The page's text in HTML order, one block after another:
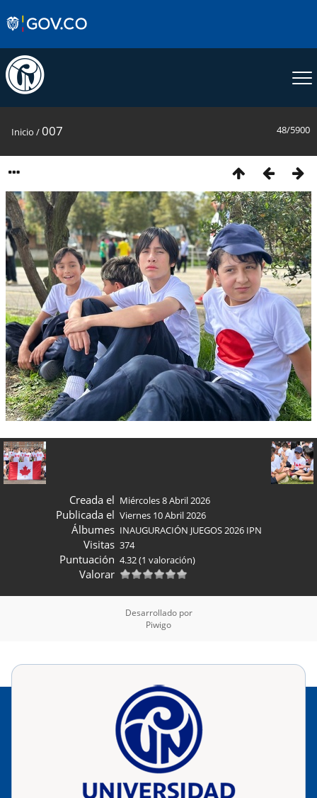
48/5900
Inicio /007
Creada el Miércoles 8 Abril 2026
Publicada el Viernes 10 Abril 2026
Álbumes INAUGURACIÓN JUEGOS 2026 IPN
Visitas 374
Puntuación 4.32(1 valoración)
Valorar
Desarrollado por
Piwigo